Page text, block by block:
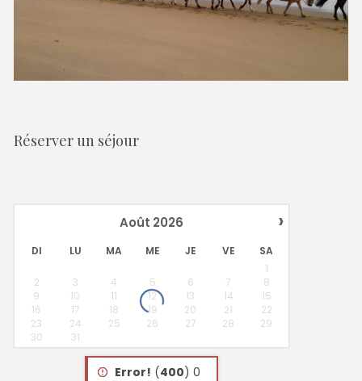
Réserver un séjour
›
Août 2026
DI LU MA ME JE VE
SA
1
2
3 4 5 6 7
8
9
10 11 12 13 14
15
16
17 18 19 20 21
22
23
24 25 26 27 28
29
30
31
Error! (400) 0